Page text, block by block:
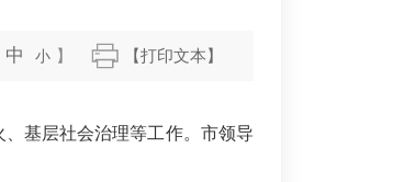
中 小 】 【打印文本】
基层社会治理等工作。市领导